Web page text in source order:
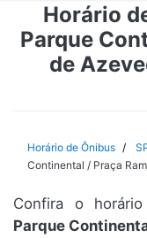
Sobre
Minas Gerais
Rio de Janeiro
Espírito Santo
Horário
Parque
de
Horário de Ônibus
Continental / Praça
Confira o
Parque